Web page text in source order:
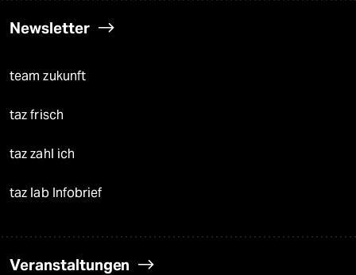
Newsletter
team zukunft
taz frisch
taz zahl ich
taz lab Infobrief
Veranstaltungen